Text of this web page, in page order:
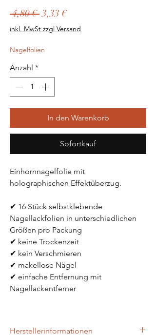
4,80 € Standardpreis
3,33 €Sale-
Preis
inkl. MwSt zzgl Versand
Nagelfolien
Anzahl *
In den Warenkorb
Sofortkauf
Einhornnagelfolie mit
holographischen Effektüberzug.
✔ 16 Stück selbstklebende
Nagellackfolien in unterschiedlichen
Größen pro Packung
✔ keine Trockenzeit
✔ kein Verschmieren
✔ makellose Nägel
✔ einfache Entfernung mit
Nagellackentferner
Herstellerinformationen